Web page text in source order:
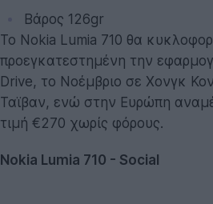
Βάρος 126gr
Το Nokia Lumia 710 θα
προεγκατεστημένη την
Drive, το Νοέμβριο σε Χονγκ
Ταϊβαν, ενώ στην Ευρώπη
τιμή €270 χωρίς φόρους.
Nokia Lumia 710 - Social